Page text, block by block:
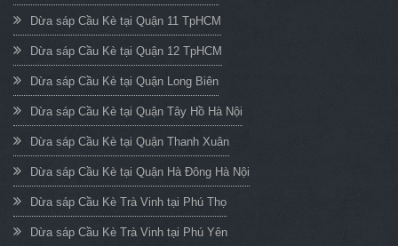
Dừa sáp Cầu Kè tại Quận 11 TpHCM
Dừa sáp Cầu Kè tại Quận 12 TpHCM
Dừa sáp Cầu Kè tại Quận Long Biên
Dừa sáp Cầu Kè tại Quận Tây Hồ Hà Nội
Dừa sáp Cầu Kè tại Quận Thanh Xuân
Dừa sáp Cầu Kè tại Quận Hà Đông Hà Nội
Dừa sáp Cầu Kè Trà Vinh tại Phú Thọ
Dừa sáp Cầu Kè Trà Vinh tại Phú Yên